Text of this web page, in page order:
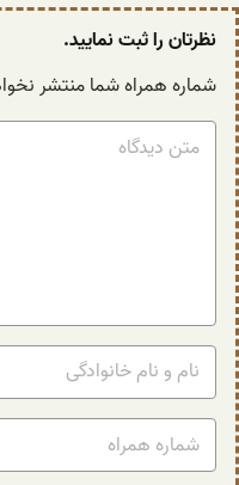
نظرتان را ثبت نمایید.
شماره همراه شما منتشر